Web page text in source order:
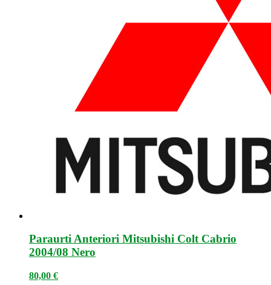
Paraurti Anteriori Mitsubishi Colt Cabrio
2004/08 Nero
80,00 €